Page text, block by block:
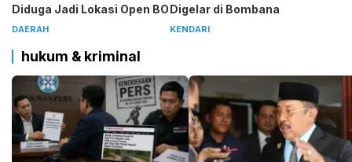
Diduga Jadi Lokasi Open BO
DAERAH
Digelar di Bombana
KENDARI
hukum & kriminal